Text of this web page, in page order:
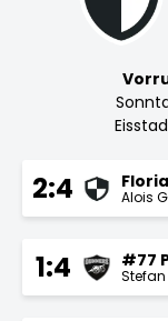
2:4 Alois
1:4 #77